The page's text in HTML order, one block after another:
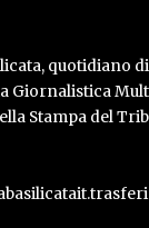
quotidiano
Giornalistica
Stampa del